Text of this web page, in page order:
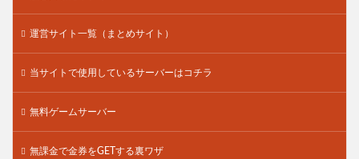
運営サイト一覧（まとめサイト）
当サイトで使用しているサーバーはコチラ
無料ゲームサーバー
無課金で金券をGETする裏ワザ